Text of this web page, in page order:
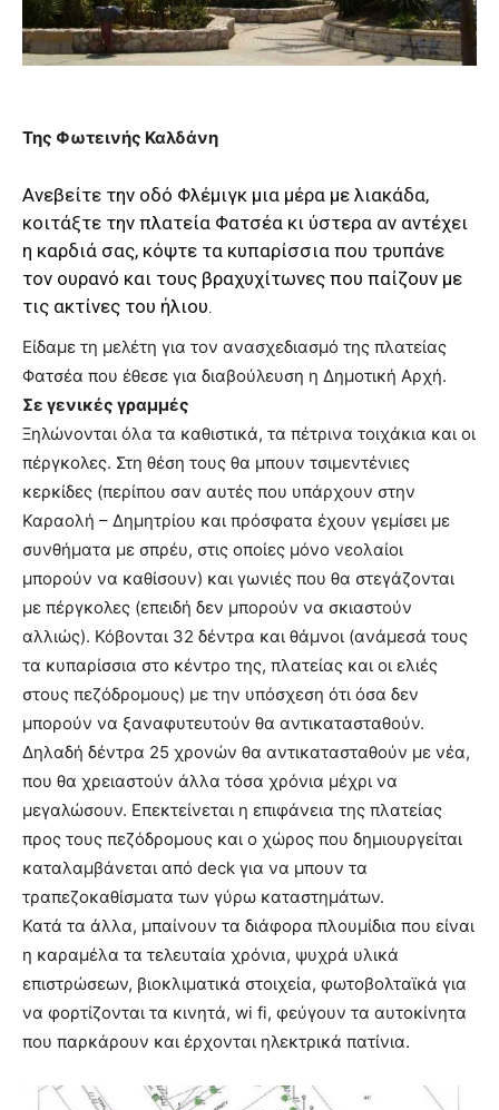
meaning
of
pain.
porn
Της Φωτεινής Καλδάνη
Ανεβείτε την οδό Φλέµιγκ µια µέρα µε λιακάδα,
κοιτάξτε την πλατεία Φατσέα κι ύστερα αν αντέχει
η καρδιά σας, κόψτε τα κυπαρίσσια που τρυπάνε
τον ουρανό και τους βραχυχίτωνες που παίζουν µε
τις ακτίνες του ήλιου.
Είδαμε τη μελέτη για τον ανασχεδιασμό της πλατείας
Φατσέα που έθεσε για διαβούλευση η Δημοτική Αρχή.
Σε γενικές γραμμές
Ξηλώνονται όλα τα καθιστικά, τα πέτρινα τοιχάκια και οι
πέργκολες. Στη θέση τους θα μπουν τσιμεντένιες
κερκίδες (περίπου σαν αυτές που υπάρχουν στην
Καραολή – Δημητρίου και πρόσφατα έχουν γεμίσει με
συνθήματα με σπρέυ, στις οποίες μόνο νεολαίοι
μπορούν να καθίσουν) και γωνιές που θα στεγάζονται
με πέργκολες (επειδή δεν μπορούν να σκιαστούν
αλλιώς). Κόβονται 32 δέντρα και θάμνοι (ανάμεσά τους
τα κυπαρίσσια στο κέντρο της, πλατείας και οι ελιές
στους πεζόδρομους) με την υπόσχεση ότι όσα δεν
μπορούν να ξαναφυτευτούν θα αντικατασταθούν.
Δηλαδή δέντρα 25 χρονών θα αντικατασταθούν με νέα,
που θα χρειαστούν άλλα τόσα χρόνια μέχρι να
μεγαλώσουν. Επεκτείνεται η επιφάνεια της πλατείας
προς τους πεζόδρομους και ο χώρος που δημιουργείται
καταλαμβάνεται από deck για να μπουν τα
τραπεζοκαθίσματα των γύρω καταστημάτων.
Κατά τα άλλα, μπαίνουν τα διάφορα πλουμίδια που είναι
η καραμέλα τα τελευταία χρόνια, ψυχρά υλικά
επιστρώσεων, βιοκλιματικά στοιχεία, φωτοβολταϊκά για
να φορτίζονται τα κινητά, wi fi, φεύγουν τα αυτοκίνητα
που παρκάρουν και έρχονται ηλεκτρικά πατίνια.